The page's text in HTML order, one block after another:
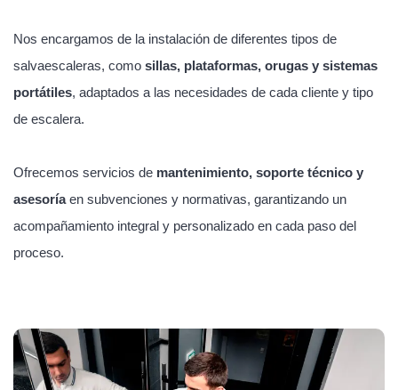
Nos encargamos de la instalación de diferentes tipos de
salvaescaleras, como sillas, plataformas, orugas y sistemas
portátiles, adaptados a las necesidades de cada cliente y tipo
de escalera.
Ofrecemos servicios de mantenimiento, soporte técnico y
asesoríaen subvenciones y normativas, garantizando un
acompañamiento integral y personalizado en cada paso del
proceso.